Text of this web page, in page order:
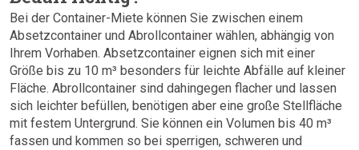
Bei der Container-Miete können Sie zwischen einem
Absetzcontainer und Abrollcontainer wählen, abhängig von
Ihrem Vorhaben. Absetzcontainer eignen sich mit einer
Größe bis zu 10 m³ besonders für leichte Abfälle auf kleiner
Fläche. Abrollcontainer sind dahingegen flacher und lassen
sich leichter befüllen, benötigen aber eine große Stellfläche
mit festem Untergrund. Sie können ein Volumen bis 40 m³
fassen und kommen so bei sperrigen, schweren und